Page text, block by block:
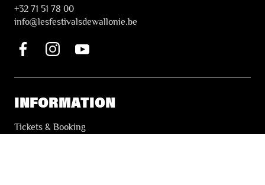
+32 71 51 78 00
info@lesfestivalsdewallonie.be
INFORMATION
Tickets & Booking